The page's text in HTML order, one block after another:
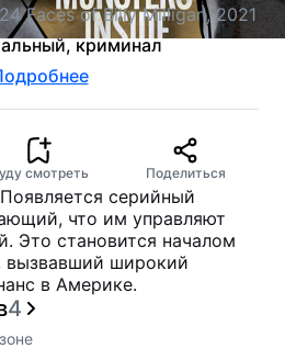
Faces of Billy Milligan, 2021
криминал
смотреть Поделиться
серийный
что им управляют
Это становится началом
вызвавший широкий
в Америке.
4